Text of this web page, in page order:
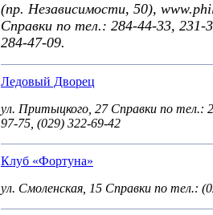
(пр. Независимости, 50),
Справки по тел.: 284-44-33, 231-
284-47-09.
Ледовый Дворец
ул. Притыцкого, 27 Справки по тел.:
97-75, (029) 322-69-42
Клуб «Фортуна»
ул. Смоленская, 15 Справки по тел.: